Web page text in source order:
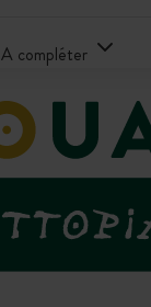
A compléter